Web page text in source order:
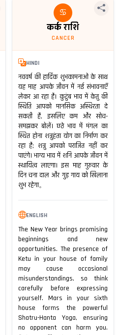
♋
कर्क राशि
CANCER
HINDI
नववर्ष की हार्दिक शुभकामनाओं के साथ
यह माह आपके जीवन में नई संभावनाएँ
लेकर आ रहा है। कुटुंब भाव में केतु की
स्थिति आपको मानसिक अस्थिरता दे
सकती है, इसलिए कम और सोच-
समझकर बोलें। छठे भाव में मंगल का
स्थित होना शत्रुहंता योग का निर्माण कर
रहा है; शत्रु आपको पराजित नहीं कर
पाएंगे। भाग्य भाव में शनि आपके जीवन में
स्थायित्व लाएगा। इस माह गुरुवार के
दिन चना दाल और गुड़ गाय को खिलाना
शुभ रहेगा。
ENGLISH
The New Year brings promising
beginnings and new
opportunities. The presence of
Ketu in your house of family
may cause occasional
misunderstandings, so think
carefully before expressing
yourself. Mars in your sixth
house forms the powerful
Shatru-Hanta Yoga, ensuring
no opponent can harm you.